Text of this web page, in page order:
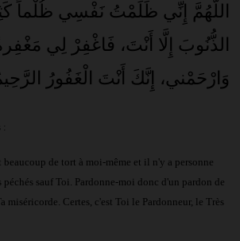
اللَّهُمَّ إِنِّي ظَلَمْتُ نَفْسِي ظُلْماً
الذُّنُوبَ إِلَّا أَنْتَ، فَاغْفِرْ لِي
وَارْحَمْني، إِنَّكَ أَنْتَ الْغَفُورُ
:
de tort à moi-même et il n'y a personne
sauf Toi. Pardonne-moi donc d'un pardon de
miséricorde. Certes, c'est Toi le Pardonneur, le Très